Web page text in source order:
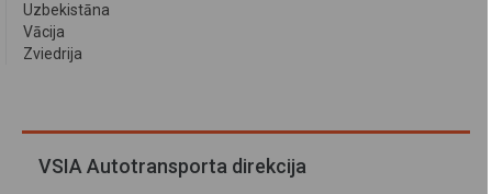
Uzbekistāna
Vācija
Zviedrija
VSIA Autotransporta direkcija